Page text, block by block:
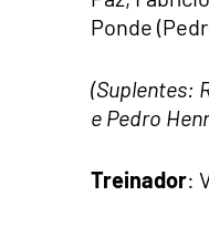
Ponde
(Suplentes:
e Pedro
Treinador: